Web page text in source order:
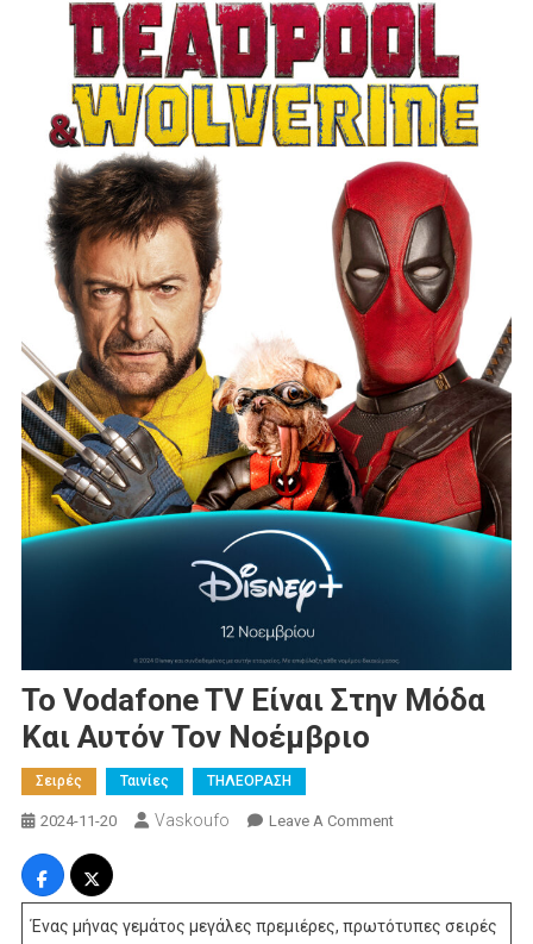
To Vodafone TV Είναι Στην Μόδα
Και Αυτόν Τον Νοέμβριο
Σειρές Ταινίες ΤΗΛΕΟΡΑΣΗ
2024-11-20 Vaskoufo Leave A CommentOn
TV
Είναι
Ένας μήνας γεμάτος μεγάλες πρεμιέρες, πρωτότυπες σειρές